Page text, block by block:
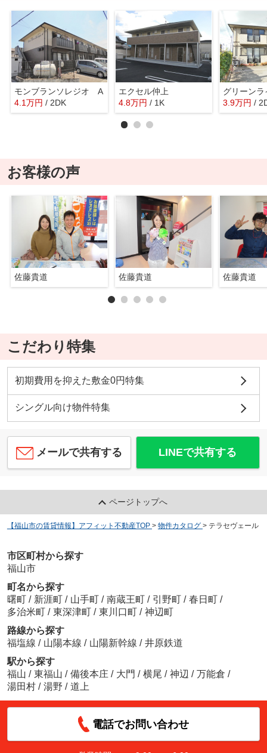
モンブランソレジオ A
4.1万円 / 2DK
エクセル仲上
4.8万円 / 1K
グリーン
3.9万円 /
お客様の声
佐藤貴道 佐藤貴道 佐藤貴道
こだわり特集
初期費用を抑えた敷金0円特集
シングル向け物件特集
メールで共有する LINEで共有する
ページトップへ
【福山市の賃貸情報】アフィット不動産TOP > 物件カタログ > テラセヴェール
市区町村から探す
福山市
町名から探す
曙町 / 新涯町 / 山手町 / 南蔵王町 / 引野町 / 春日町 /
多治米町 / 東深津町 / 東川口町 / 神辺町
路線から探す
福塩線 / 山陽本線 / 山陽新幹線 / 井原鉄道
駅から探す
福山 / 東福山 / 備後本庄 / 大門 / 横尾 / 神辺 / 万能倉 /
湯田村 / 湯野 / 道上
電話でお問い合わせ